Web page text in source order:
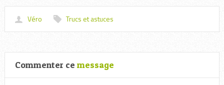
Véro Trucs et astuces
Commenter ce message